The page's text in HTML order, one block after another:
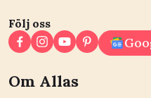
Följ oss
Om Allas